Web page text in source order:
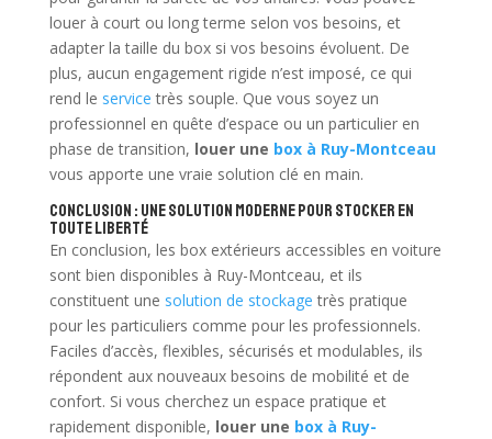
louer à court ou long terme selon vos besoins, et
adapter la taille du box si vos besoins évoluent. De
plus, aucun engagement rigide n’est imposé, ce qui
rend le service très souple. Que vous soyez un
professionnel en quête d’espace ou un particulier en
phase de transition, louer une box à Ruy-Montceau
vous apporte une vraie solution clé en main.
Conclusion : une solution moderne pour stocker en
toute liberté
En conclusion, les box extérieurs accessibles en voiture
sont bien disponibles à Ruy-Montceau, et ils
constituent une solution de stockage très pratique
pour les particuliers comme pour les professionnels.
Faciles d’accès, flexibles, sécurisés et modulables, ils
répondent aux nouveaux besoins de mobilité et de
confort. Si vous cherchez un espace pratique et
rapidement disponible, louer une box à Ruy-